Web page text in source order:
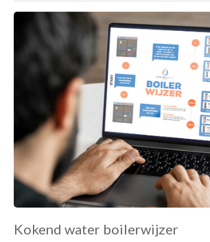
Kokend water boilerwijzer